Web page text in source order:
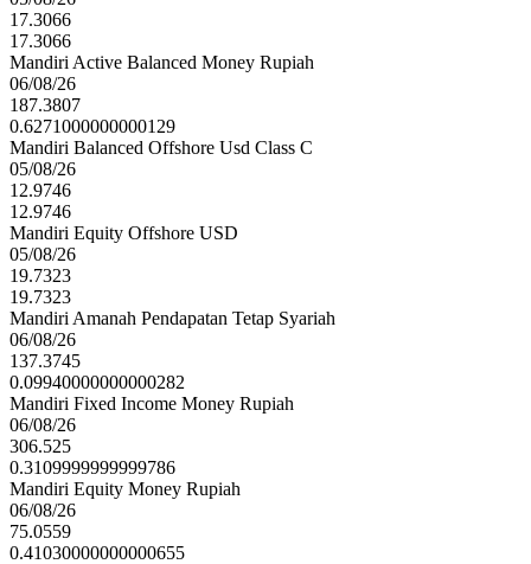
17.3066
17.3066
Mandiri Active Balanced Money Rupiah
06/08/26
187.3807
0.6271000000000129
Mandiri Balanced Offshore Usd Class C
05/08/26
12.9746
12.9746
Mandiri Equity Offshore USD
05/08/26
19.7323
19.7323
Mandiri Amanah Pendapatan Tetap Syariah
06/08/26
137.3745
0.09940000000000282
Mandiri Fixed Income Money Rupiah
06/08/26
306.525
0.3109999999999786
Mandiri Equity Money Rupiah
06/08/26
75.0559
0.41030000000000655